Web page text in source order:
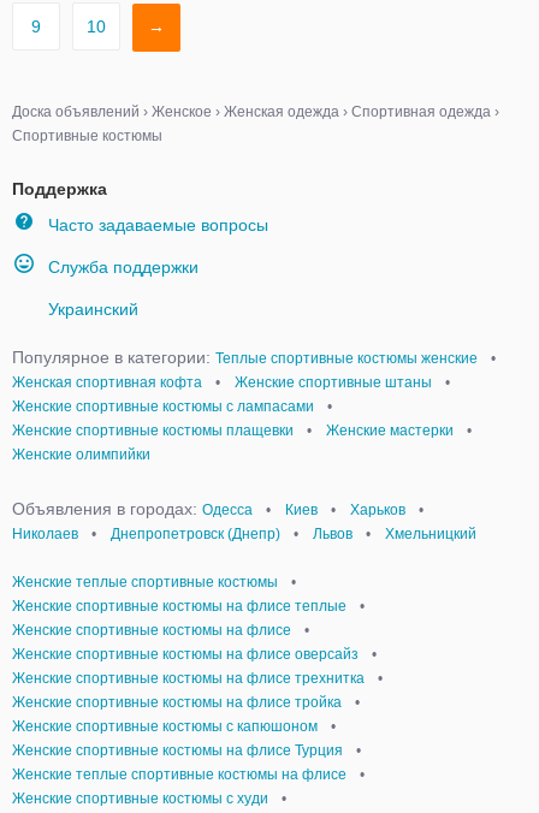
9 10 →
Доска объявлений › Женское › Женская одежда › Спортивная одежда ›
Спортивные костюмы
Поддержка
Часто задаваемые вопросы
Служба поддержки
Украинский
Популярное в категории: Теплые спортивные костюмы женские
•
Женская спортивная кофта
• Женские спортивные штаны
•
Женские спортивные костюмы с лампасами
•
Женские спортивные костюмы плащевки
• Женские мастерки
•
Женские олимпийки
Объявления в городах: Одесса • Киев • Харьков
•
Николаев
• Днепропетровск (Днепр) • Львов • Хмельницкий
Женские теплые спортивные костюмы
•
Женские спортивные костюмы на флисе теплые
•
Женские спортивные костюмы на флисе
•
Женские спортивные костюмы на флисе оверсайз
•
Женские спортивные костюмы на флисе трехнитка
•
Женские спортивные костюмы на флисе тройка
•
Женские спортивные костюмы с капюшоном
•
Женские спортивные костюмы на флисе Турция
•
Женские теплые спортивные костюмы на флисе
•
Женские спортивные костюмы с худи
•